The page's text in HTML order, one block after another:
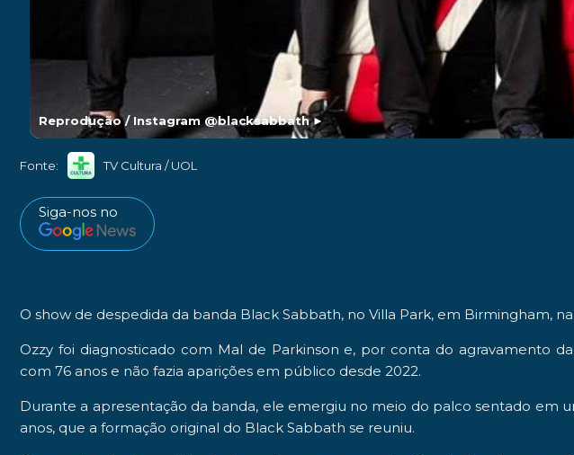
Reprodução / Instagram @blacksabbath►
Fonte: TV Cultura / UOL
Siga-nos no
O show de despedida da banda Black Sabbath, no Villa Park, em Birmingham,
Ozzy foi diagnosticado com Mal de Parkinson e, por conta do agravamento
com 76 anos e não fazia aparições em público desde 2022.
Durante a apresentação da banda, ele emergiu no meio do palco sentado em
anos, que a formação original do Black Sabbath se reuniu.